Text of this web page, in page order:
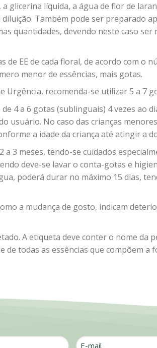
glicerina líquida, a água de flor de
Também pode ser preparado
quantidades, devendo neste caso
EE de cada floral, de acordo com o
menor de essências, mais gotas.
recomenda-se utilizar 5 a 7
4 a 6 gotas (sublinguais) 4 vezes ao
usuário. No caso das crianças
a idade da criança até atingir a
3 meses, tendo-se cuidados
deve-se lavar o conta-gotas e
poderá durar no máximo 15 dias,
a mudança de gosto, indicam
A etiqueta deve conter o nome da
todas as essências que compõem
E-